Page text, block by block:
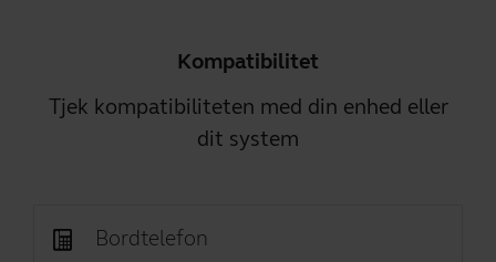
Kompatibilitet
Tjek kompatibiliteten med din enhed eller
dit system
Bordtelefon